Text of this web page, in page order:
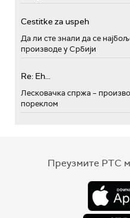
Cestitke za uspeh
Да ли сте знали да се
производе у Србији
Re: Eh...
Лесковачка спржа –
пореклом
Преузмите РТС